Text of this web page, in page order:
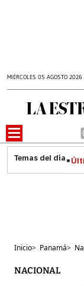
MIÉRCOLES 05 AGOSTO 2026
Inicio> Panamá>
NACIONAL